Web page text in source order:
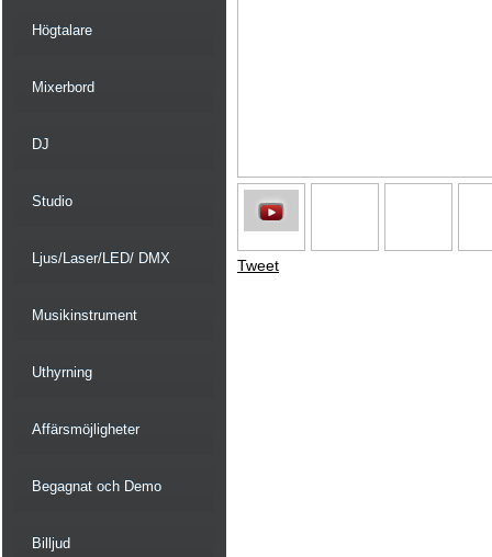
Högtalare
Mixerbord
DJ
Studio
Ljus/Laser/LED/ DMX
Musikinstrument
Uthyrning
Affärsmöjligheter
Begagnat och Demo
Billjud
Tweet